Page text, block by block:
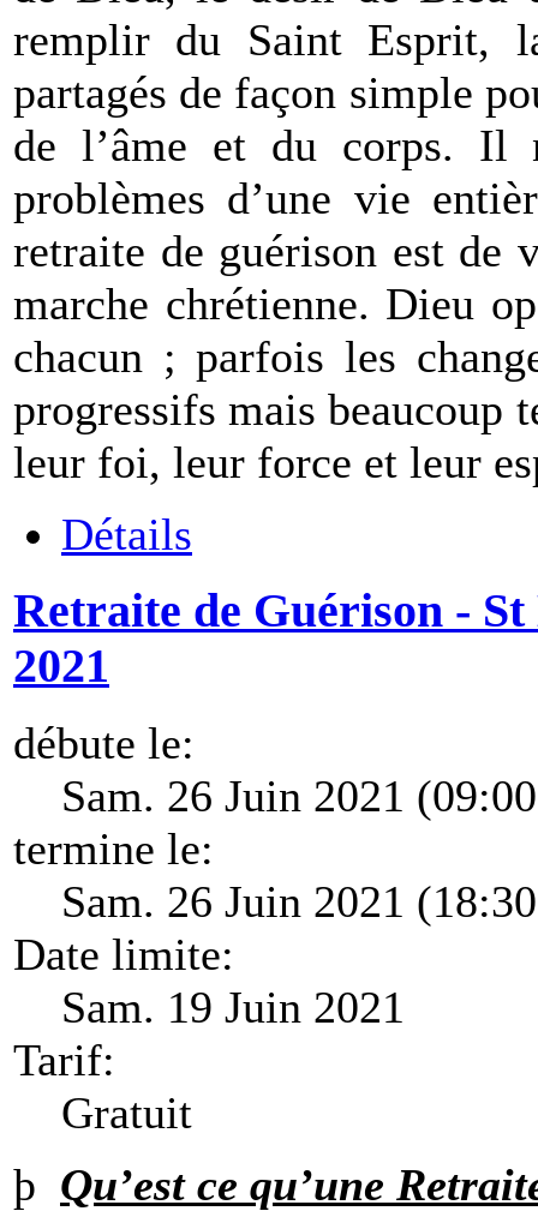
remplir du Saint Esprit,
partagés de façon simple
de l’âme et du corps. Il
problèmes d’une vie
retraite de guérison est de
marche chrétienne. Dieu
chacun ; parfois les
progressifs mais beaucoup
leur foi, leur force et leur
Détails
Retraite de Guérison -
2021
débute le:
Sam. 26 Juin 2021
termine le:
Sam. 26 Juin 2021
Date limite:
Sam. 19 Juin 2021
Tarif:
Gratuit
þ Qu’est ce qu’une